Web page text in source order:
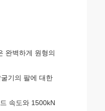
완벽하게 원형의
기의 팔에 대한
속도와 1500kN